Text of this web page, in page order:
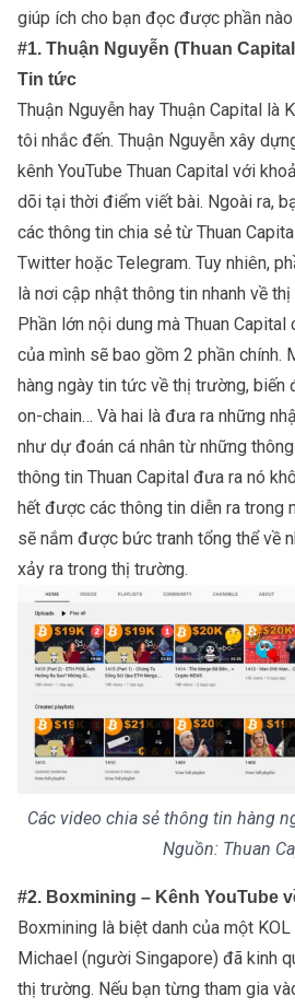
giúp ích cho bạn đọc được phần
#1. Thuận Nguyễn (Thuan
Tin tức
Thuận Nguyễn hay Thuận Capital là
tôi nhắc đến. Thuận Nguyễn xây
kênh YouTube Thuan Capital với
dõi tại thời điểm viết bài. Ngoài ra,
các thông tin chia sẻ từ Thuan
Twitter hoặc Telegram. Tuy nhiên,
là nơi cập nhật thông tin nhanh về
Phần lớn nội dung mà Thuan
của mình sẽ bao gồm 2 phần chính.
hàng ngày tin tức về thị trường, biến
on-chain… Và hai là đưa ra những
như dự đoán cá nhân từ những
thông tin Thuan Capital đưa ra nó
hết được các thông tin diễn ra trong
sẽ nắm được bức tranh tổng thể về
xảy ra trong thị trường.
Các video chia sẻ thông tin hàng
Nguồn: Thuan
#2. Boxmining – Kênh YouTube
Boxmining là biệt danh của một
Michael (người Singapore) đã kinh
thị trường. Nếu bạn từng tham gia